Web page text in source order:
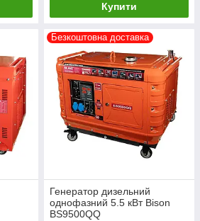
Купити
Безкоштовна доставка
Генератор дизельний
однофазний 5.5 кВт Bison
BS9500QQ